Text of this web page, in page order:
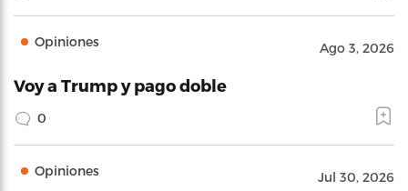
Opiniones Ago 3, 2026
Voy a Trump y pago doble
0
Opiniones Jul 30, 2026